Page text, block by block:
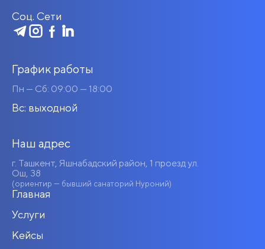
Соц. Сети
График работы
Пн — Сб: 09:00 — 18:00
Вс: выходной
Наш адрес
г. Ташкент, Яшнабадский район, 1 проезд ул.
Ош, 38
(ориентир — бывший санаторий Нуроний)
Главная
Услуги
Кейсы